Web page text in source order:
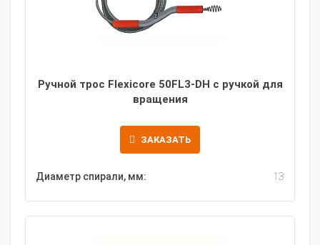
Ручной трос Flexicore 50FL3-DH с ручкой для
вращения
ЗАКАЗАТЬ
Диаметр спирали, мм: 13